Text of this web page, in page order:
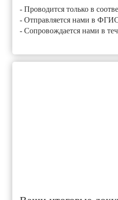
- Проводится только в
- Отправляется нами в
- Сопровождается нами в